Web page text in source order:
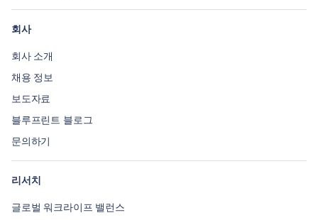
회사
회사 소개
채용 정보
보도자료
블루프린트 블로그
문의하기
리서치
글로벌 워크라이프 밸런스